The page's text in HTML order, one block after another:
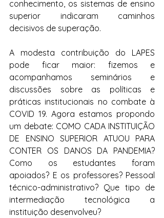
conhecimento, os sistemas de ensino
superior indicaram caminhos
decisivos de superação.
A modesta contribuição do LAPES
pode ficar maior: fizemos e
acompanhamos seminários e
discussões sobre as políticas e
práticas institucionais no combate à
COVID 19. Agora estamos propondo
um debate: COMO CADA INSTITUIÇÃO
DE ENSINO SUPERIOR ATUOU PARA
CONTER OS DANOS DA PANDEMIA?
Como os estudantes foram
apoiados? E os professores? Pessoal
técnico-administrativo? Que tipo de
intermediação tecnológica a
instituição desenvolveu?